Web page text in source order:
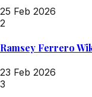
25 Feb 2026
2
Ramsey Ferrero
23 Feb 2026
3